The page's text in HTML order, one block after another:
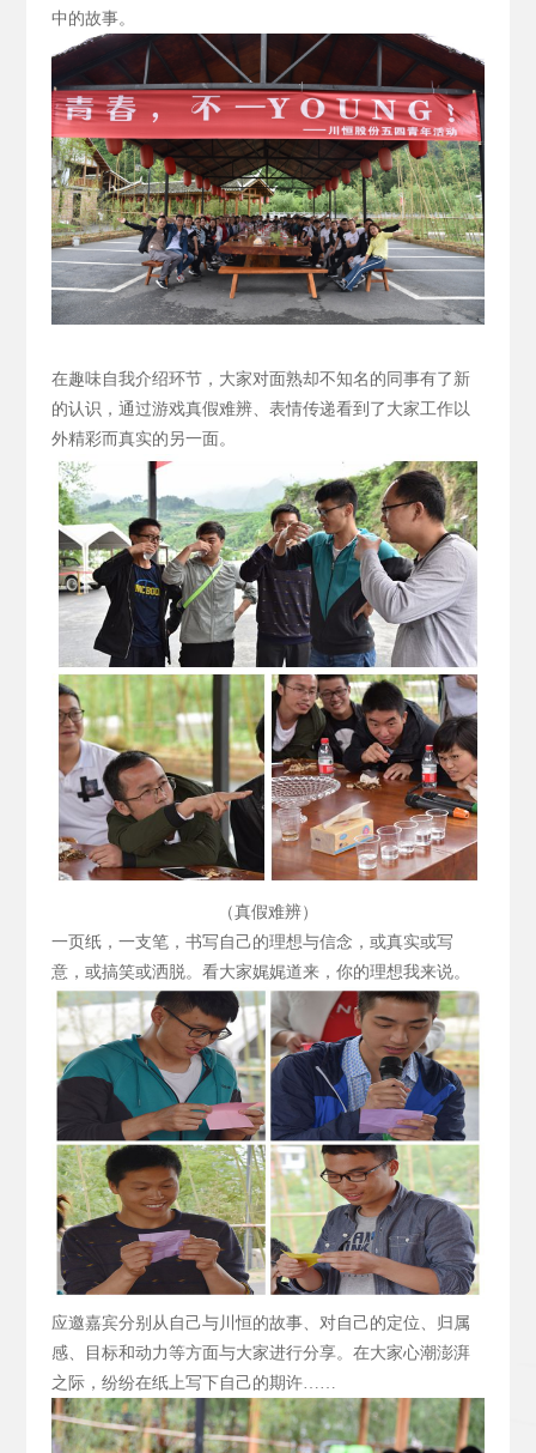
中的故事。
在趣味自我介绍环节，大家对面熟却不知名的同事有了新
的认识，通过游戏真假难辨、表情传递看到了大家工作以
外精彩而真实的另一面。
（真假难辨）
一页纸，一支笔，书写自己的理想与信念，或真实或写
意，或搞笑或洒脱。看大家娓娓道来，你的理想我来说。
应邀嘉宾分别从自己与川恒的故事、对自己的定位、归属
感、目标和动力等方面与大家进行分享。在大家心潮澎湃
之际，纷纷在纸上写下自己的期许……